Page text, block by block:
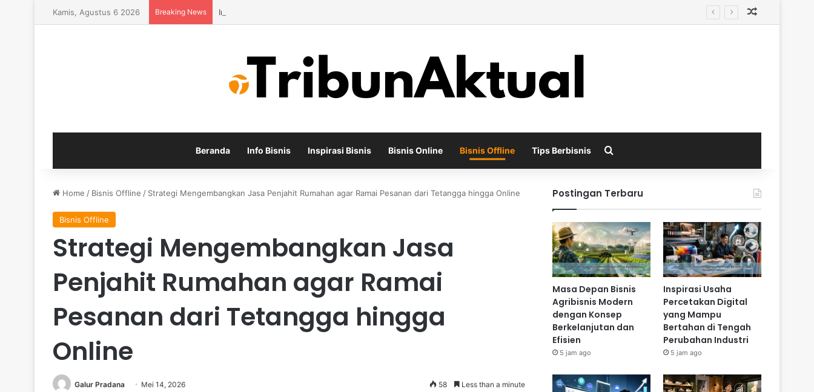
Kamis, Agustus 6 2026 Breaking News Inspirasi Usaha Percetakan Digital yang Mampu Bertahan di Tengah Perubahan Industri
Beranda Info Bisnis Inspirasi Bisnis Bisnis Online Bisnis Offline Tips Berbisnis Search for
Home / Bisnis Offline / Strategi Mengembangkan Jasa Penjahit Rumahan agar Ramai Pesanan dari Tetangga hingga Online
Bisnis Offline
Strategi Mengembangkan Jasa
Penjahit Rumahan agar Ramai
Pesanan dari Tetangga hingga
Online
Galur Pradana Mei 14, 2026 58 Less than a minute
Postingan Terbaru
Masa Depan Bisnis
Agribisnis Modern
dengan Konsep
Berkelanjutan dan
Efisien
5 jam ago
Inspirasi Usaha
Percetakan Digital
yang Mampu
Bertahan di Tengah
Perubahan Industri
5 jam ago